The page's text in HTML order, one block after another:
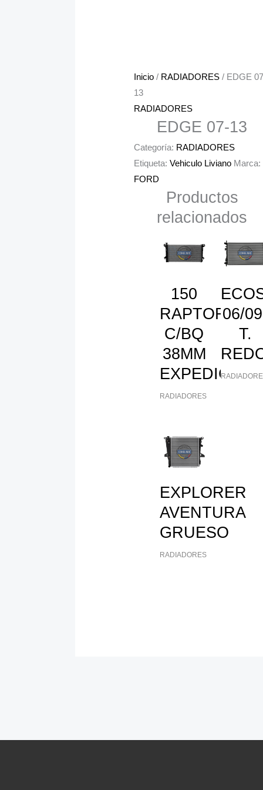
Inicio/ RADIADORES/ EDGE
13
RADIADORES
EDGE 07-13
Categoría: RADIADORES
Etiqueta: Vehiculo Liviano Marca:
FORD
Productos
relacionados
150
RAPTOR
C/BQ
38MM
EXPEDICION
RADIADORES
06/
T.
EXPLORER
AVENTURA
GRUESO
RADIADORES